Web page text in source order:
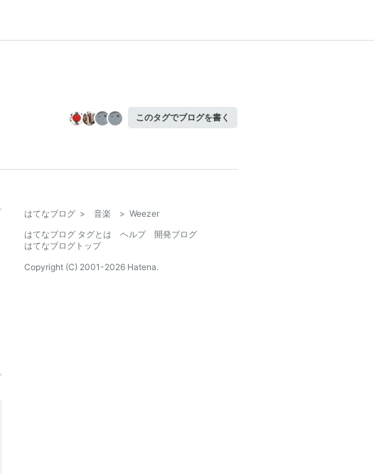
このタグでブログを書く
はてなブログ > 音楽 > Weezer
はてなブログ タグとは
ヘルプ
開発ブログ
はてなブログトップ
Copyright (C) 2001-2026 Hatena.